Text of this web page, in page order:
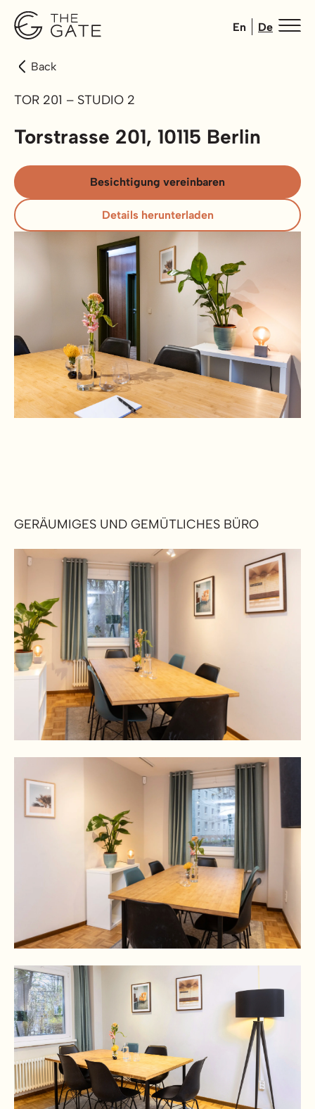
En De
Back
TOR 201 – STUDIO 2
Torstrasse 201, 10115 Berlin
Besichtigung vereinbaren
Details herunterladen
GERÄUMIGES UND GEMÜTLICHES BÜRO